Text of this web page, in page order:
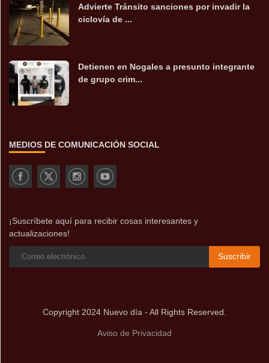
Advierte Tránsito sanciones por invadir la
ciclovía de ...
Detienen en Nogales a presunto integrante
de grupo crim...
MEDIOS DE COMUNICACIÓN SOCIAL
¡Suscríbete aquí para recibir cosas interesantes y
actualizaciones!
Suscribir
Copyright 2024 Nuevo día - All Rights Reserved.
Aviso de Privacidad